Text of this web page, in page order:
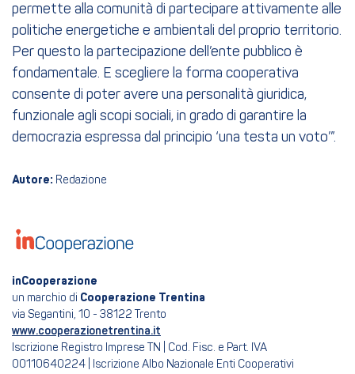
permette alla comunità di partecipare attivamente alle
politiche energetiche e ambientali del proprio territorio.
Per questo la partecipazione dell’ente pubblico è
fondamentale. E scegliere la forma cooperativa
consente di poter avere una personalità giuridica,
funzionale agli scopi sociali, in grado di garantire la
democrazia espressa dal principio ‘una testa un voto’”.
Autore: Redazione
inCooperazione
un marchio di Cooperazione Trentina
via Segantini, 10 - 38122 Trento
www.cooperazionetrentina.it
Iscrizione Registro Imprese TN | Cod. Fisc. e Part. IVA
00110640224 | Iscrizione Albo Nazionale Enti Cooperativi